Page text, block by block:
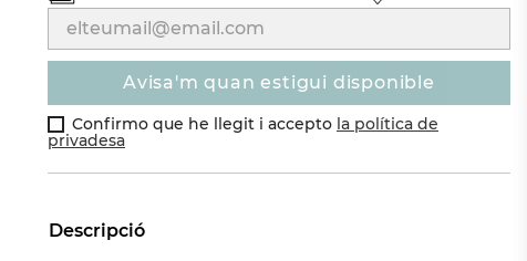
avisa'm quan estigui disponible
Confirmo que he llegit i accepto la política de
privadesa
Descripció